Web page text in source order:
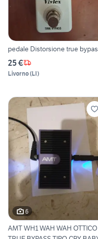
pedale Distorsione true
25 €
Livorno(LI)
6
AMT WH1 WAH WAH OTTICO